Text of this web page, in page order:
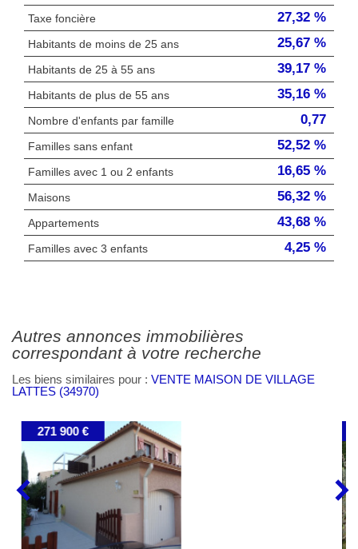
Taxe foncière 27,32 %
Habitants de moins de 25 ans 25,67 %
Habitants de 25 à 55 ans 39,17 %
Habitants de plus de 55 ans 35,16 %
Nombre d'enfants par famille 0,77
Familles sans enfant 52,52 %
Familles avec 1 ou 2 enfants 16,65 %
Maisons 56,32 %
Appartements 43,68 %
Familles avec 3 enfants 4,25 %
autres annonces immobilières
correspondant à votre recherche
Les biens similaires pour : VENTE MAISON DE VILLAGE
LATTES (34970)
283 000 €